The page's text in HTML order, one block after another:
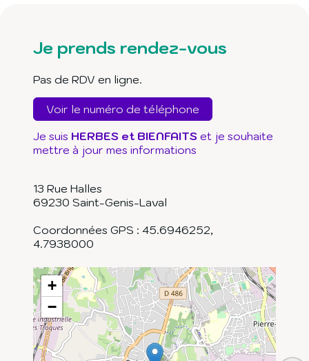
Je prends rendez-vous
Pas de RDV en ligne.
Voir le numéro de téléphone
Je suis HERBES et BIENFAITS et je souhaite
mettre à jour mes informations
13 Rue Halles
69230 Saint-Genis-Laval
Coordonnées GPS : 45.6946252,
4.7938000
+
−